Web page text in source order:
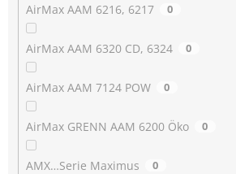
AirMax AAM 6216, 6217 0
AirMax AAM 6320 CD, 6324 0
AirMax AAM 7124 POW 0
AirMax GRENN AAM 6200 Öko 0
AMX…Serie Maximus 0